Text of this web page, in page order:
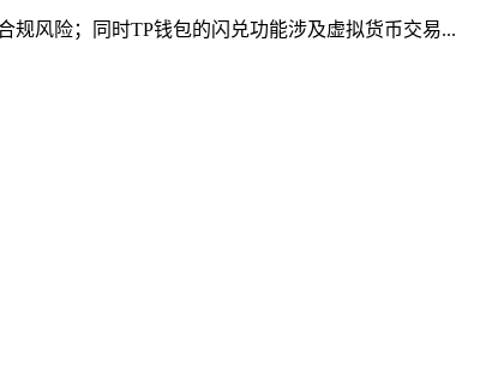
风险；同时TP钱包的闪兑功能涉及虚拟货币交易...